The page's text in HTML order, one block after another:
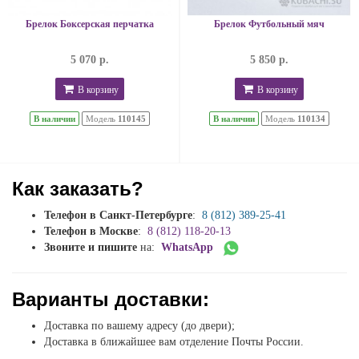
Брелок Боксерская перчатка
5 070 р.
В корзину
В наличии Модель 110145
Брелок Футбольный мяч
5 850 р.
В корзину
В наличии Модель 110134
Как заказать?
Телефон в Санкт-Петербурге: 8 (812) 389-25-41
Телефон в Москве: 8 (812) 118-20-13
Звоните и пишите на: WhatsApp
Варианты доставки:
Доставка по вашему адресу (до двери);
Доставка в ближайшее вам отделение Почты России.